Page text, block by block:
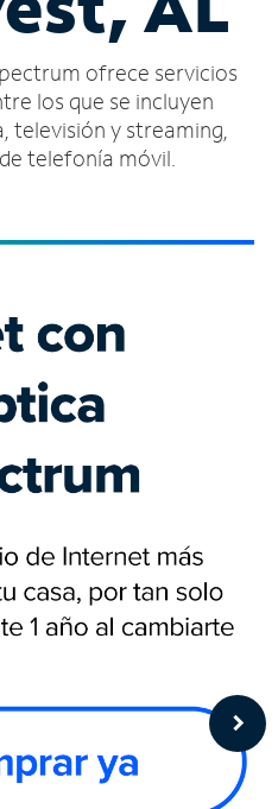
ofrece servicios
los que se incluyen
y streaming,
telefonía móvil.